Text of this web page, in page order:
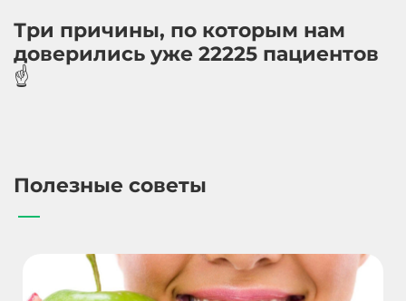
Три причины, по которым нам
доверились уже 22225 пациентов
☝️
Полезные советы